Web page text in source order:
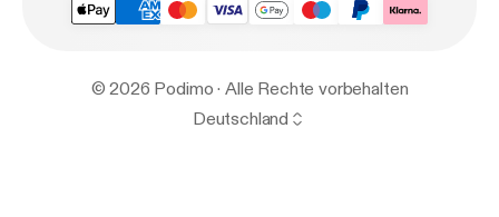
© 2026 Podimo · Alle Rechte vorbehalten
Deutschland